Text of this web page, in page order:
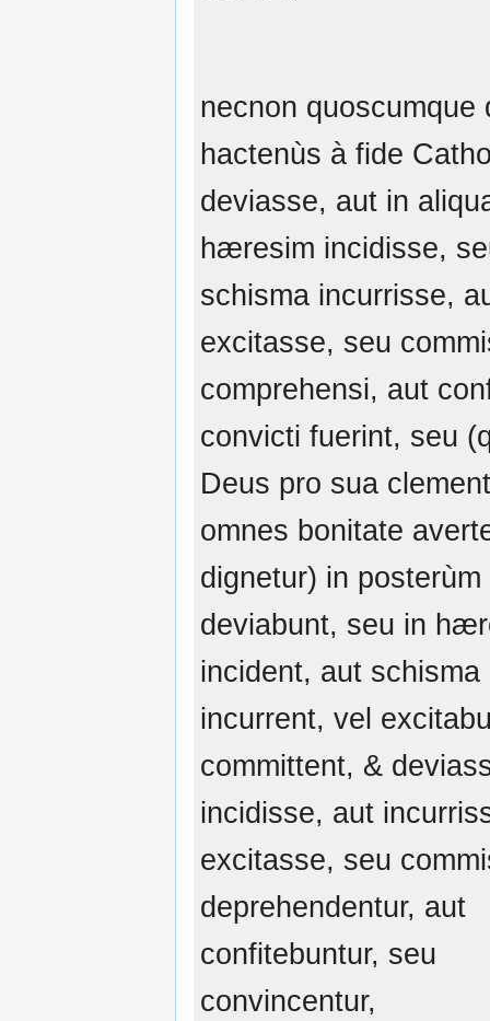
necnon quoscumque
hactenùs à fide
deviasse, aut in
hæresim incidisse,
schisma incurrisse,
excitasse, seu
comprehensi, aut
convicti fuerint, seu
Deus pro sua
omnes bonitate
dignetur) in posterùm
deviabunt, seu in
incident, aut schisma
incurrent, vel
committent, &
incidisse, aut
excitasse, seu
deprehendentur, aut
confitebuntur, seu
convincentur,